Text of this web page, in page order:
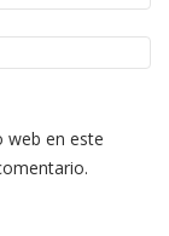
web en este